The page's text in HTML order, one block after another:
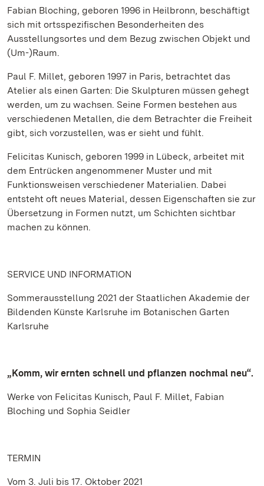
Fabian Bloching, geboren 1996 in Heilbronn, beschäftigt
sich mit ortsspezifischen Besonderheiten des
Ausstellungsortes und dem Bezug zwischen Objekt und
(Um-)Raum.
Paul F. Millet, geboren 1997 in Paris, betrachtet das
Atelier als einen Garten: Die Skulpturen müssen gehegt
werden, um zu wachsen. Seine Formen bestehen aus
verschiedenen Metallen, die dem Betrachter die Freiheit
gibt, sich vorzustellen, was er sieht und fühlt.
Felicitas Kunisch, geboren 1999 in Lübeck, arbeitet mit
dem Entrücken angenommener Muster und mit
Funktionsweisen verschiedener Materialien. Dabei
entsteht oft neues Material, dessen Eigenschaften sie zur
Übersetzung in Formen nutzt, um Schichten sichtbar
machen zu können.
SERVICE UND INFORMATION
Sommerausstellung 2021 der Staatlichen Akademie der
Bildenden Künste Karlsruhe im Botanischen Garten
Karlsruhe
„Komm, wir ernten schnell und pflanzen nochmal neu“.
Werke von Felicitas Kunisch, Paul F. Millet, Fabian
Bloching und Sophia Seidler
TERMIN
Vom 3. Juli bis 17. Oktober 2021